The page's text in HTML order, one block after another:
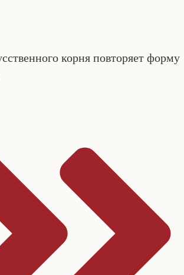
корня повторяет форму